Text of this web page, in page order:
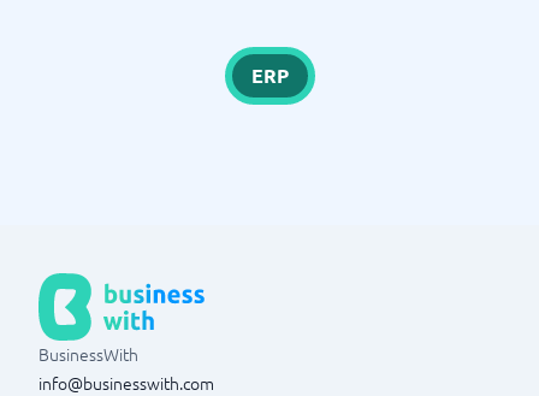
ERP
BusinessWith
info@businesswith.com